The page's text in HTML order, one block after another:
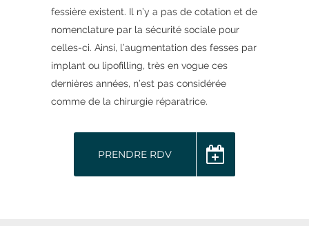
fessière existent. Il n’y a pas de cotation et de
nomenclature par la sécurité sociale pour
celles-ci. Ainsi, l’augmentation des fesses par
implant ou lipofilling, très en vogue ces
dernières années, n’est pas considérée
comme de la chirurgie réparatrice.
PRENDRE RDV